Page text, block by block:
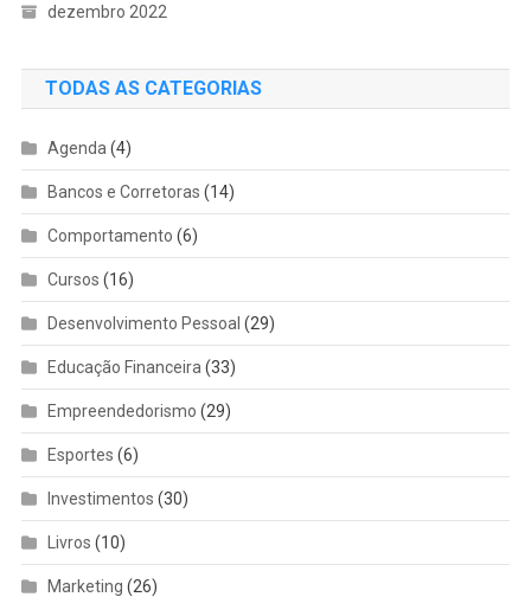
dezembro 2022
TODAS AS CATEGORIAS
Agenda (4)
Bancos e Corretoras (14)
Comportamento (6)
Cursos (16)
Desenvolvimento Pessoal (29)
Educação Financeira (33)
Empreendedorismo (29)
Esportes (6)
Investimentos (30)
Livros (10)
Marketing (26)